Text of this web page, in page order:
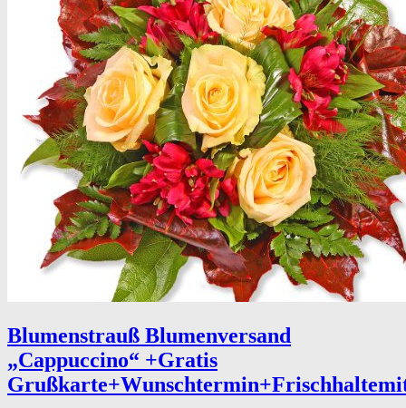
Blumenstrauß Blumenversand
„Cappuccino“ +Gratis